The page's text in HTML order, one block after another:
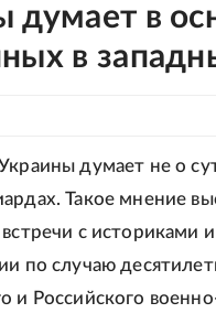
думает в
в
думает не о
Такое мнение
с историками
по случаю
и Российского